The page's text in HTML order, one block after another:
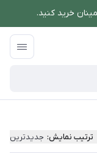
خرید کنید.
ترتیب نمایش: جدیدترین